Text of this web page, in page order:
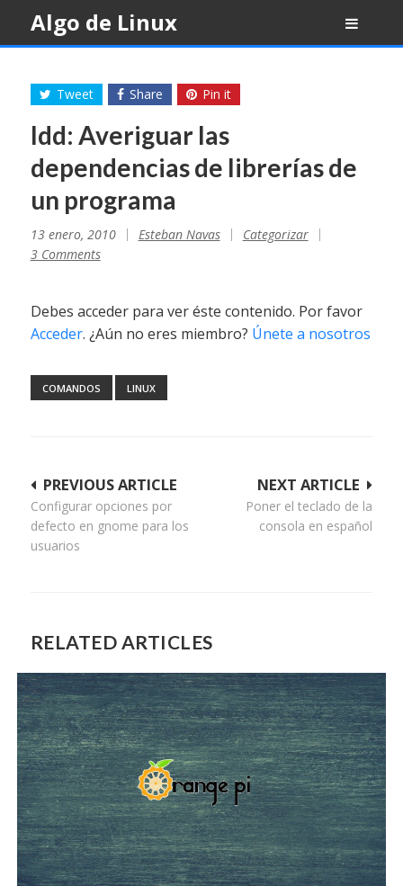
content
Algo de Linux
Tweet Share Pin it
ldd: Averiguar las
dependencias de librerías de
un programa
13 enero, 2010 Esteban Navas
Categorizar
3 Comments
Debes acceder para ver éste contenido. Por favor
Acceder. ¿Aún no eres miembro? Únete a nosotros
COMANDOS LINUX
Navegación
de
entradas
NEXT ARTICLE
Poner el teclado de la
consola en español
PREVIOUS ARTICLE
Configurar opciones por
defecto en gnome para los
usuarios
RELATED ARTICLES